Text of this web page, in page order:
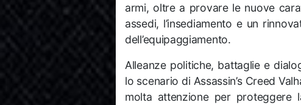
armi, oltre a provare le nuove
assedi, l’insediamento e un
dell’equipaggiamento.
Alleanze politiche, battaglie e
lo scenario di Assassin’s Creed
molta attenzione per